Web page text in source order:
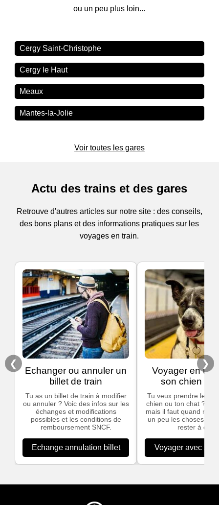
ou un peu plus loin...
Cergy Saint-Christophe
Cergy le Haut
Meaux
Mantes-la-Jolie
Voir toutes les gares
Actu des trains et des gares
Retrouve d'autres articles sur notre site : des conseils,
des bons plans et des informations pratiques sur les
voyages en train.
❮
Echanger ou annuler un
billet de train
Tu as un billet de train à modifier
ou annuler ? Voic des infos sur les
échanges et modifications
possibles et les conditions de
remboursement SNCF.
Echange annulation billet
Voyager en
son chien ou
Tu veux prendre le
chien ou ton chat ?
mais il faut quand
un peu les choses
rester à quai.
Voyager avec son
❯